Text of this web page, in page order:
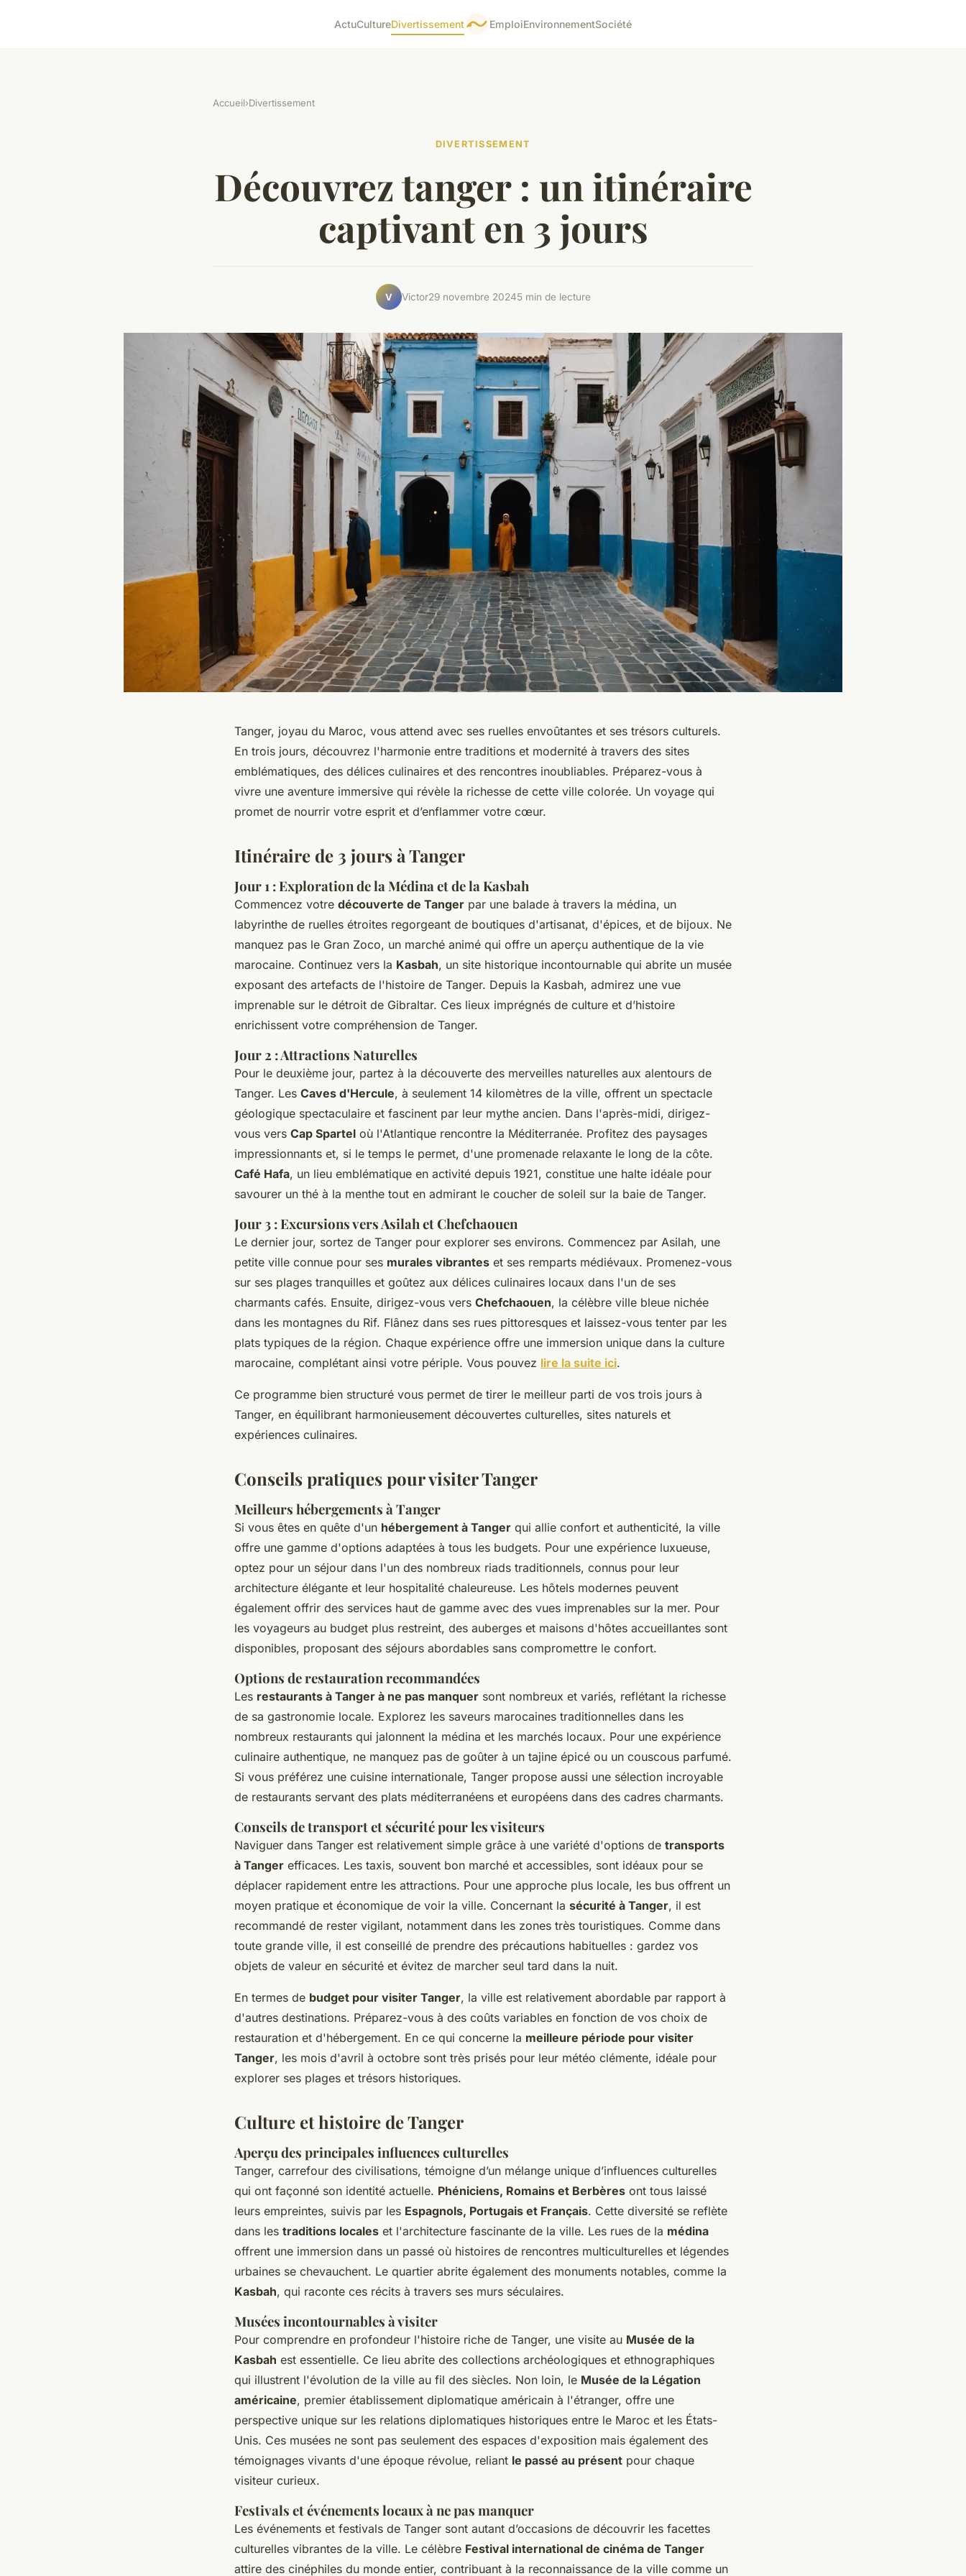
ActuCultureDivertissement EmploiEnvironnementSociété
Accueil›Divertissement
DIVERTISSEMENT
Découvrez tanger : un itinéraire
captivant en 3 jours
V Victor29 novembre 20245 min de lecture
Tanger, joyau du Maroc, vous attend avec ses ruelles envoûtantes et ses trésors culturels.
En trois jours, découvrez l'harmonie entre traditions et modernité à travers des sites
emblématiques, des délices culinaires et des rencontres inoubliables. Préparez-vous à
vivre une aventure immersive qui révèle la richesse de cette ville colorée. Un voyage qui
promet de nourrir votre esprit et d’enflammer votre cœur.
Itinéraire de 3 jours à Tanger
Jour 1 : Exploration de la Médina et de la Kasbah
Commencez votre découverte de Tanger par une balade à travers la médina, un
labyrinthe de ruelles étroites regorgeant de boutiques d'artisanat, d'épices, et de bijoux. Ne
manquez pas le Gran Zoco, un marché animé qui offre un aperçu authentique de la vie
marocaine. Continuez vers la Kasbah, un site historique incontournable qui abrite un musée
exposant des artefacts de l'histoire de Tanger. Depuis la Kasbah, admirez une vue
imprenable sur le détroit de Gibraltar. Ces lieux imprégnés de culture et d’histoire
enrichissent votre compréhension de Tanger.
Jour 2 : Attractions Naturelles
Pour le deuxième jour, partez à la découverte des merveilles naturelles aux alentours de
Tanger. Les Caves d'Hercule, à seulement 14 kilomètres de la ville, offrent un spectacle
géologique spectaculaire et fascinent par leur mythe ancien. Dans l'après-midi, dirigez-
vous vers Cap Spartel où l'Atlantique rencontre la Méditerranée. Profitez des paysages
impressionnants et, si le temps le permet, d'une promenade relaxante le long de la côte.
Café Hafa, un lieu emblématique en activité depuis 1921, constitue une halte idéale pour
savourer un thé à la menthe tout en admirant le coucher de soleil sur la baie de Tanger.
Jour 3 : Excursions vers Asilah et Chefchaouen
Le dernier jour, sortez de Tanger pour explorer ses environs. Commencez par Asilah, une
petite ville connue pour ses murales vibrantes et ses remparts médiévaux. Promenez-vous
sur ses plages tranquilles et goûtez aux délices culinaires locaux dans l'un de ses
charmants cafés. Ensuite, dirigez-vous vers Chefchaouen, la célèbre ville bleue nichée
dans les montagnes du Rif. Flânez dans ses rues pittoresques et laissez-vous tenter par les
plats typiques de la région. Chaque expérience offre une immersion unique dans la culture
marocaine, complétant ainsi votre périple. Vous pouvez lire la suite ici.
Ce programme bien structuré vous permet de tirer le meilleur parti de vos trois jours à
Tanger, en équilibrant harmonieusement découvertes culturelles, sites naturels et
expériences culinaires.
Conseils pratiques pour visiter Tanger
Meilleurs hébergements à Tanger
Si vous êtes en quête d'un hébergement à Tanger qui allie confort et authenticité, la ville
offre une gamme d'options adaptées à tous les budgets. Pour une expérience luxueuse,
optez pour un séjour dans l'un des nombreux riads traditionnels, connus pour leur
architecture élégante et leur hospitalité chaleureuse. Les hôtels modernes peuvent
également offrir des services haut de gamme avec des vues imprenables sur la mer. Pour
les voyageurs au budget plus restreint, des auberges et maisons d'hôtes accueillantes sont
disponibles, proposant des séjours abordables sans compromettre le confort.
Options de restauration recommandées
Les restaurants à Tanger à ne pas manquer sont nombreux et variés, reflétant la richesse
de sa gastronomie locale. Explorez les saveurs marocaines traditionnelles dans les
nombreux restaurants qui jalonnent la médina et les marchés locaux. Pour une expérience
culinaire authentique, ne manquez pas de goûter à un tajine épicé ou un couscous parfumé.
Si vous préférez une cuisine internationale, Tanger propose aussi une sélection incroyable
de restaurants servant des plats méditerranéens et européens dans des cadres charmants.
Conseils de transport et sécurité pour les visiteurs
Naviguer dans Tanger est relativement simple grâce à une variété d'options de transports
à Tanger efficaces. Les taxis, souvent bon marché et accessibles, sont idéaux pour se
déplacer rapidement entre les attractions. Pour une approche plus locale, les bus offrent un
moyen pratique et économique de voir la ville. Concernant la sécurité à Tanger, il est
recommandé de rester vigilant, notamment dans les zones très touristiques. Comme dans
toute grande ville, il est conseillé de prendre des précautions habituelles : gardez vos
objets de valeur en sécurité et évitez de marcher seul tard dans la nuit.
En termes de budget pour visiter Tanger, la ville est relativement abordable par rapport à
d'autres destinations. Préparez-vous à des coûts variables en fonction de vos choix de
restauration et d'hébergement. En ce qui concerne la meilleure période pour visiter
Tanger, les mois d'avril à octobre sont très prisés pour leur météo clémente, idéale pour
explorer ses plages et trésors historiques.
Culture et histoire de Tanger
Aperçu des principales influences culturelles
Tanger, carrefour des civilisations, témoigne d’un mélange unique d’influences culturelles
qui ont façonné son identité actuelle. Phéniciens, Romains et Berbères ont tous laissé
leurs empreintes, suivis par les Espagnols, Portugais et Français. Cette diversité se reflète
dans les traditions locales et l'architecture fascinante de la ville. Les rues de la médina
offrent une immersion dans un passé où histoires de rencontres multiculturelles et légendes
urbaines se chevauchent. Le quartier abrite également des monuments notables, comme la
Kasbah, qui raconte ces récits à travers ses murs séculaires.
Musées incontournables à visiter
Pour comprendre en profondeur l'histoire riche de Tanger, une visite au Musée de la
Kasbah est essentielle. Ce lieu abrite des collections archéologiques et ethnographiques
qui illustrent l'évolution de la ville au fil des siècles. Non loin, le Musée de la Légation
américaine, premier établissement diplomatique américain à l'étranger, offre une
perspective unique sur les relations diplomatiques historiques entre le Maroc et les États-
Unis. Ces musées ne sont pas seulement des espaces d'exposition mais également des
témoignages vivants d'une époque révolue, reliant le passé au présent pour chaque
visiteur curieux.
Festivals et événements locaux à ne pas manquer
Les événements et festivals de Tanger sont autant d’occasions de découvrir les facettes
culturelles vibrantes de la ville. Le célèbre Festival international de cinéma de Tanger
attire des cinéphiles du monde entier, contribuant à la reconnaissance de la ville comme un